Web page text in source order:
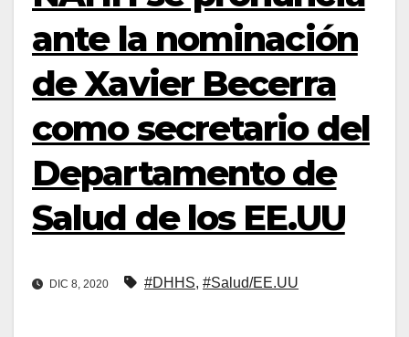
ante la nominación
de Xavier Becerra
como secretario del
Departamento de
Salud de los EE.UU
DIC 8, 2020 #DHHS, #Salud/EE.UU